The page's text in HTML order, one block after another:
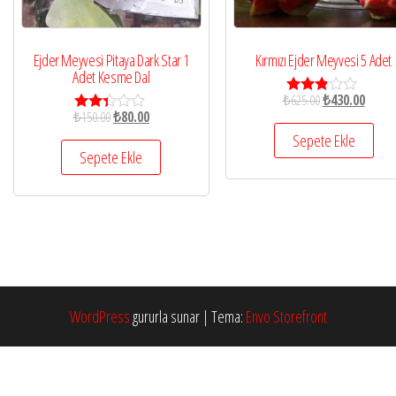
Ejder Meyvesi Pitaya Dark Star 1
Adet Kesme Dal
5
2.28
oy
₺150.00₺80.00
Sepete Ekle
Kırmızı Ejder Meyvesi 5 Adet
5
2.71
oy aldı
₺625.00₺430.00
Sepete Ekle
WordPress gururla sunar | Tema: Envo Storefront